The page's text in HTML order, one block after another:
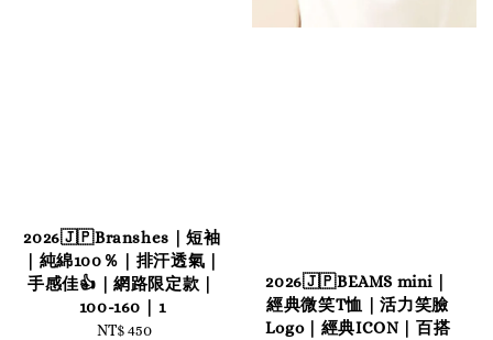
2026🇯🇵Branshes｜短袖
｜純綿100％｜排汗透氣｜
手感佳👍｜網路限定款｜
100-160｜1
Regular
NT$ 450
2026🇯🇵BEAMS mini｜
經典微笑T恤｜活力笑臉
Logo｜經典ICON｜百搭